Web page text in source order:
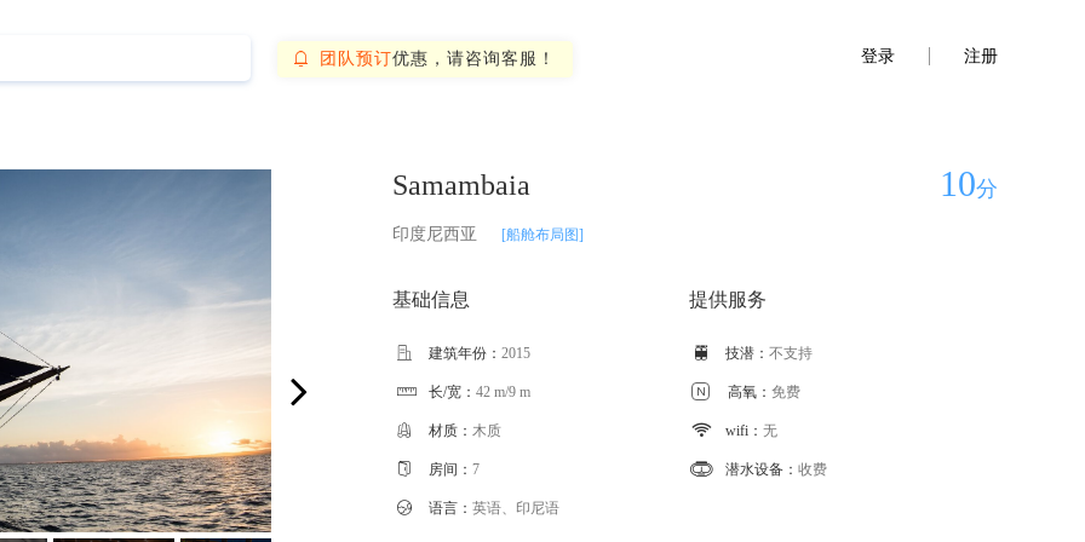
 团队预订优惠，请咨询客服！ 登录 注册
Samambaia
印度尼西亚 [船舱布局图]
10分
基础信息
 建筑年份： 2015
 长/宽： 42 m/9 m
 材质： 木质
 房间： 7
提供服务
 技潜： 不支持
 高氧： 免费
 wifi： 无
 潜水设备： 收费
 语言： 英语、印尼语